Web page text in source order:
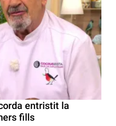
entristit la
fills